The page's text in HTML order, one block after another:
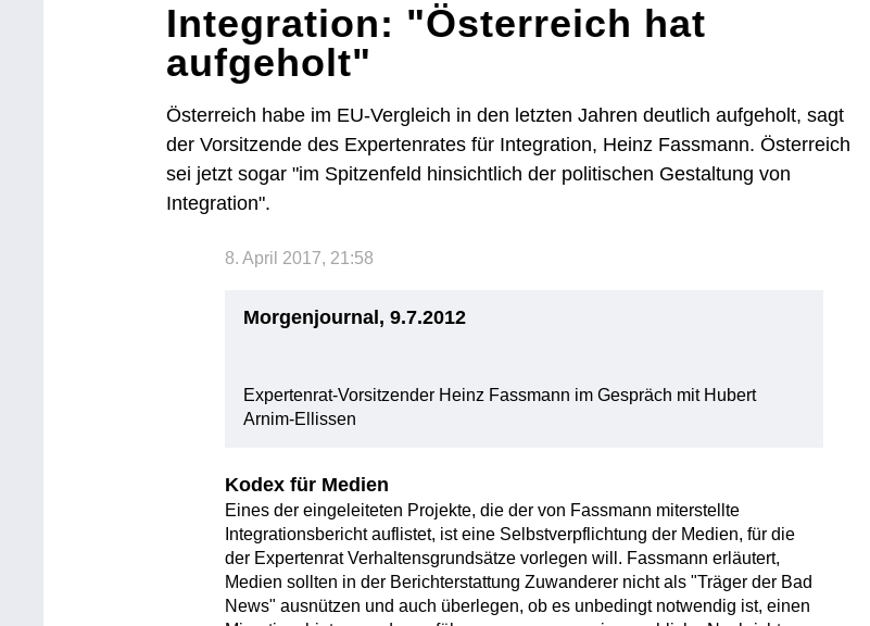
Integration: "Österreich hat
aufgeholt"
Österreich habe im EU-Vergleich in den letzten Jahren deutlich aufgeholt, sagt
der Vorsitzende des Expertenrates für Integration, Heinz Fassmann. Österreich
sei jetzt sogar "im Spitzenfeld hinsichtlich der politischen Gestaltung von
Integration".
8. April 2017, 21:58
Morgenjournal, 9.7.2012
Expertenrat-Vorsitzender Heinz Fassmann im Gespräch mit Hubert
Arnim-Ellissen
Kodex für Medien
Eines der eingeleiteten Projekte, die der von Fassmann miterstellte
Integrationsbericht auflistet, ist eine Selbstverpflichtung der Medien, für die
der Expertenrat Verhaltensgrundsätze vorlegen will. Fassmann erläutert,
Medien sollten in der Berichterstattung Zuwanderer nicht als "Träger der Bad
News" ausnützen und auch überlegen, ob es unbedingt notwendig ist, einen